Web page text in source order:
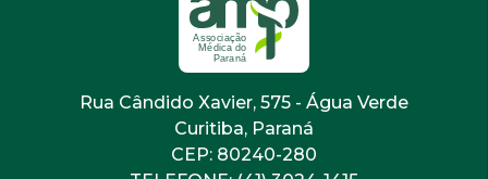
Rua Cândido Xavier, 575 - Água Verde
Curitiba, Paraná
CEP: 80240-280